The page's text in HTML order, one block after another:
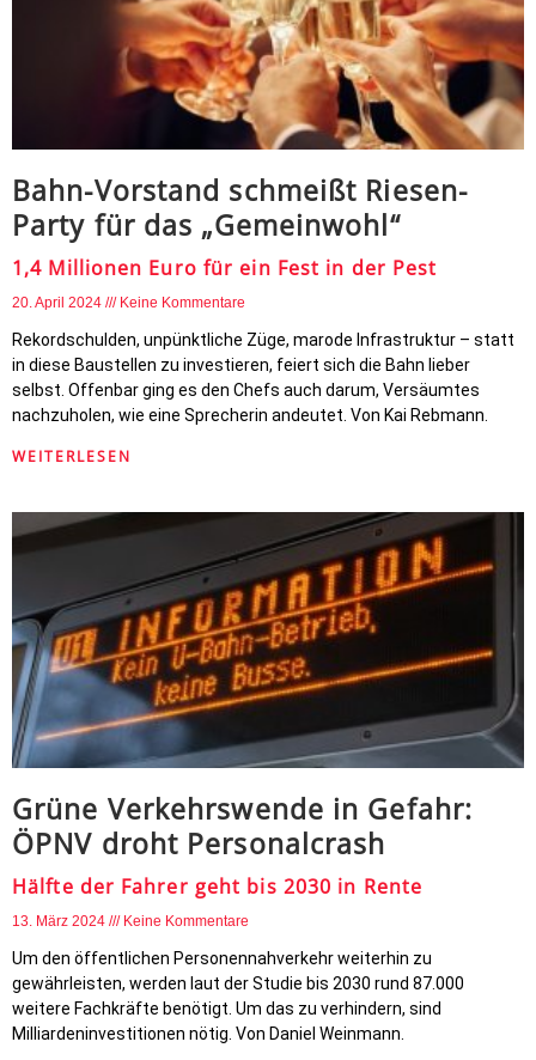
Bahn-Vorstand schmeißt Riesen-
Party für das „Gemeinwohl“
1,4 Millionen Euro für ein Fest in der Pest
20. April 2024 Keine Kommentare
Rekordschulden, unpünktliche Züge, marode Infrastruktur – statt
in diese Baustellen zu investieren, feiert sich die Bahn lieber
selbst. Offenbar ging es den Chefs auch darum, Versäumtes
nachzuholen, wie eine Sprecherin andeutet. Von Kai Rebmann.
WEITERLESEN
Grüne Verkehrswende in Gefahr:
ÖPNV droht Personalcrash
Hälfte der Fahrer geht bis 2030 in Rente
13. März 2024 Keine Kommentare
Um den öffentlichen Personennahverkehr weiterhin zu
gewährleisten, werden laut der Studie bis 2030 rund 87.000
weitere Fachkräfte benötigt. Um das zu verhindern, sind
Milliardeninvestitionen nötig. Von Daniel Weinmann.